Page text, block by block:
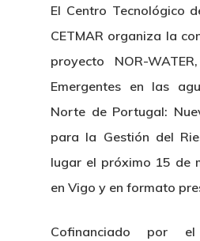
El Centro Tecnológico
CETMAR organiza la
proyecto NOR-
Emergentes en las
Norte de Portugal:
para la Gestión del
lugar el próximo 15 de
en Vigo y en formato
Cofinanciado por